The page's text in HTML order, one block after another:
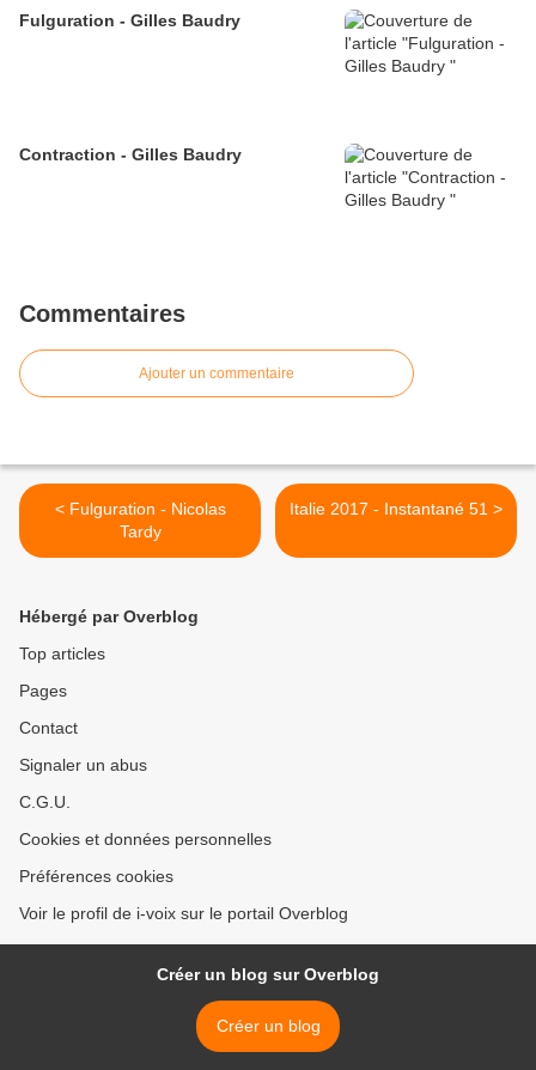
Fulguration - Gilles Baudry
Contraction - Gilles Baudry
Commentaires
Ajouter un commentaire
< Fulguration - Nicolas
Tardy
Italie 2017 - Instantané 51 >
Hébergé par Overblog
Top articles
Pages
Contact
Signaler un abus
C.G.U.
Cookies et données personnelles
Préférences cookies
Voir le profil de i-voix sur le portail Overblog
Créer un blog sur Overblog
Créer un blog